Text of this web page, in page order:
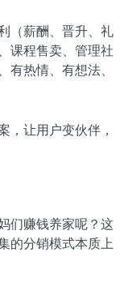
（薪酬、晋升、礼
课程售卖、管理社
热情、有想法、
，让用户变伙伴，
们赚钱养家呢？这
的分销模式本质上